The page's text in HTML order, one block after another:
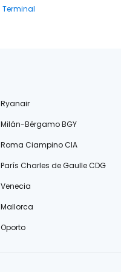
Terminal
Ryanair
Milán-Bérgamo BGY
Roma Ciampino CIA
París Charles de Gaulle CDG
Venecia
Mallorca
Oporto